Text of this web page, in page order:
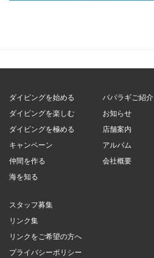
ダイビングを始める
ダイビングを楽しむ
ダイビングを極める
キャンペーン
仲間を作る
海を知る
パパラギご紹介
お知らせ
店舗案内
アルバム
会社概要
スタッフ募集
リンク集
リンクをご希望の方へ
プライバシーポリシー